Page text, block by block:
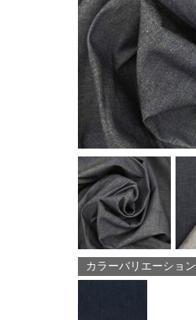
カラーバリエーション